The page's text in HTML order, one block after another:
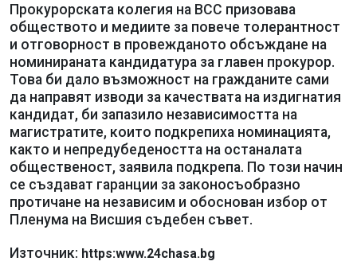
Прокурорската колегия на ВСС призовава
обществото и медиите за повече толерантност
и отговорност в провежданото обсъждане на
номинираната кандидатура за главен прокурор.
Това би дало възможност на гражданите сами
да направят изводи за качествата на издигнатия
кандидат, би запазило независимостта на
магистратите, които подкрепиха номинацията,
както и непредубедеността на останалата
общественост, заявила подкрепа. По този начин
се създават гаранции за законосъобразно
протичане на независим и обоснован избор от
Пленума на Висшия съдебен съвет.
Източник: https:www.24chasa.bg